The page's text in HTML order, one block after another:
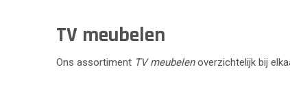
TV meubelen
Ons assortiment TV meubelenoverzichtelijk bij